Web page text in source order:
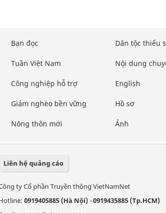
Bạn đọc
Tuần Việt Nam
Công nghiệp hỗ trợ
Giảm nghèo bền vững
Nông thôn mới
Dân tộc thiểu
Nội dung
English
Hồ sơ
Ảnh
Liên hệ quảng cáo
ty Cổ phần Truyền thông VietNamNet
0919405885 (Hà Nội)-0919435885 (Tp.HCM)